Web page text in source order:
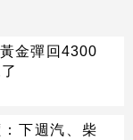
金彈回4300
下週汽、柴